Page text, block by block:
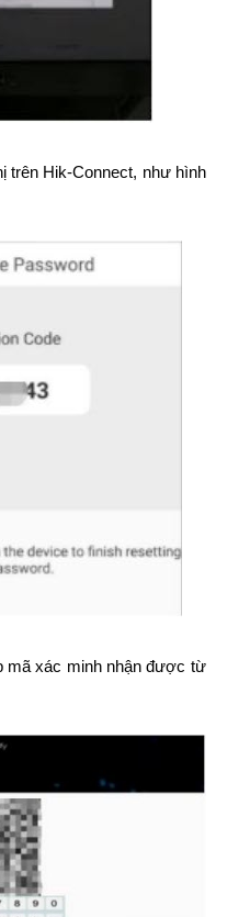
trên Hik-Connect, như hình
mã xác minh nhận được từ